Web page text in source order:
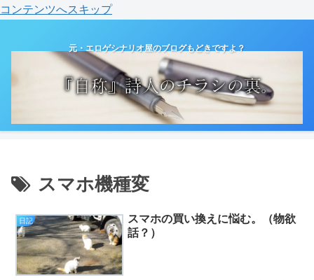
コンテンツへスキップ
元・エロゲシナリオ屋のブログもどきですよ？
スマホ機種変
日記
スマホの買い換えに悩む。（物欲
話？）